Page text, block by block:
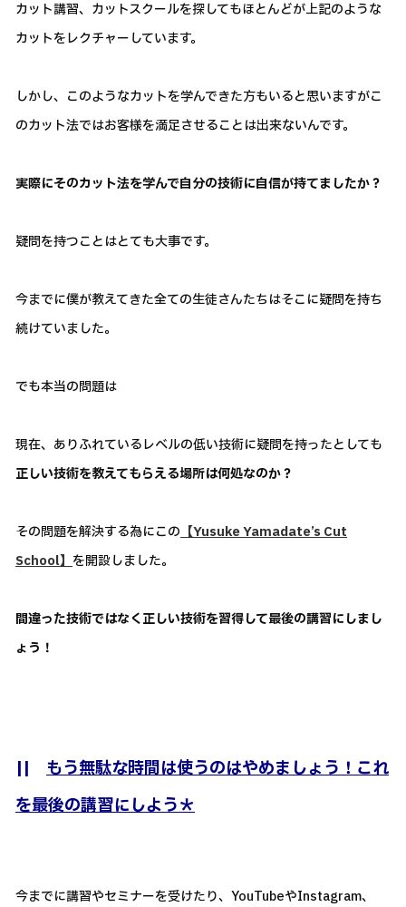
カット講習、カットスクールを探してもほとんどが上記のような
カットをレクチャーしています。
しかし、このようなカットを学んできた方もいると思いますがこ
のカット法ではお客様を満足させることは出来ないんです。
実際にそのカット法を学んで自分の技術に自信が持てましたか？
疑問を持つことはとても大事です。
今までに僕が教えてきた全ての生徒さんたちはそこに疑問を持ち
続けていました。
でも本当の問題は
現在、ありふれているレベルの低い技術に疑問を持ったとしても
正しい技術を教えてもらえる場所は何処なのか？
その問題を解決する為にこの 【Yusuke Yamadate’s Cut
School】 を開設しました。
間違った技術ではなく正しい技術を習得して最後の講習にしまし
ょう！
|| もう無駄な時間は使うのはやめましょう！これ
を最後の講習にしよう＊
今までに講習やセミナーを受けたり、YouTubeやInstagram、